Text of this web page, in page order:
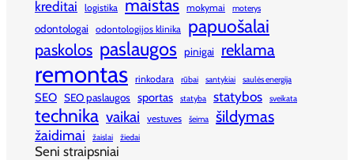
kreditai logistika maistas mokymai moterys
odontologai odontologijos klinika papuošalai
paskolos paslaugos pinigai reklama
remontas rinkodara rūbai santykiai saulės energija
SEO SEO paslaugos sportas statyba statybos sveikata
technika vaikai vestuves šeima šildymas
žaidimai žaislai žiedai
Seni straipsniai